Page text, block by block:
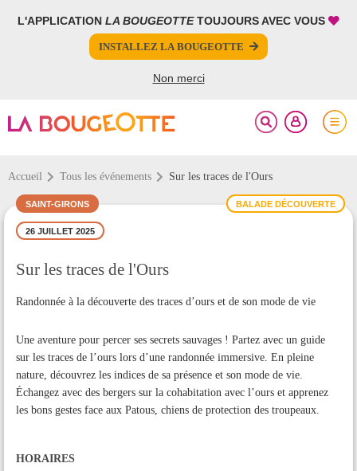
L'APPLICATION LA BOUGEOTTETOUJOURS AVEC VOUS
INSTALLEZ LA BOUGEOTTE
Non merci
Accueil Tous les événements Sur les traces de l'Ours
BALADE DÉCOUVERTE
SAINT-GIRONS
26 JUILLET 2025
Sur les traces de l'Ours
Randonnée à la découverte des traces d’ours et de son mode de vie
Une aventure pour percer ses secrets sauvages ! Partez avec un guide
sur les traces de l’ours lors d’une randonnée immersive. En pleine
nature, découvrez les indices de sa présence et son mode de vie.
Échangez avec des bergers sur la cohabitation avec l’ours et apprenez
les bons gestes face aux Patous, chiens de protection des troupeaux.
HORAIRES
FERMER
PARTAGER
FERMER
Votre inscription à la newsletter a été effectuée.